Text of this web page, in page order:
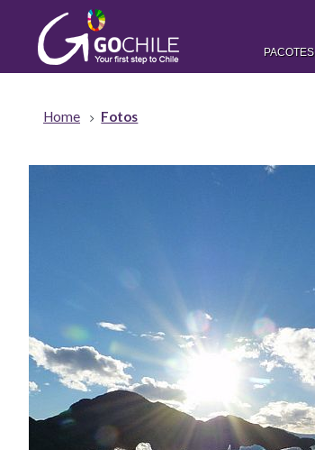
PACOTES
Home Fotos